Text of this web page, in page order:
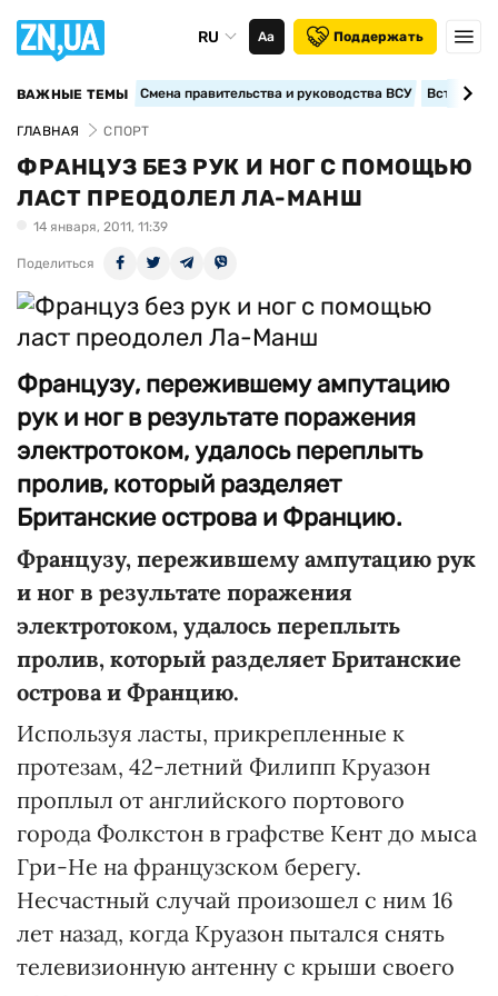
RU Аа Поддержать
ВАЖНЫЕ ТЕМЫ Смена правительства и руководства ВСУ
ГЛАВНАЯ СПОРТ
ФРАНЦУЗ БЕЗ РУК И НОГ С ПОМОЩЬЮ
ЛАСТ ПРЕОДОЛЕЛ ЛА-МАНШ
14 января, 2011, 11:39
Поделиться
Французу, пережившему ампутацию
рук и ног в результате поражения
электротоком, удалось переплыть
пролив, который разделяет
Британские острова и Францию.
Французу, пережившему ампутацию рук
и ног в результате поражения
электротоком, удалось переплыть
пролив, который разделяет Британские
острова и Францию.
Используя ласты, прикрепленные к
протезам, 42-летний Филипп Круазон
проплыл от английского портового
города Фолкстон в графстве Кент до мыса
Гри-Не на французском берегу.
Несчастный случай произошел с ним 16
лет назад, когда Круазон пытался снять
телевизионную антенну с крыши своего